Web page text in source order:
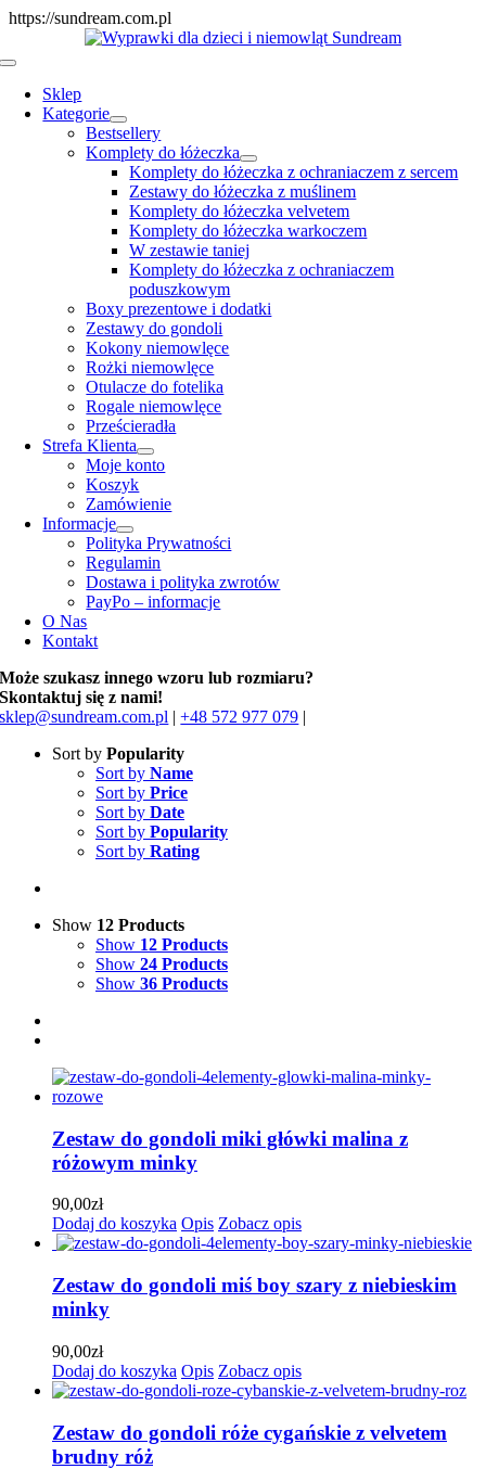
https://sundream.com.pl
to
Toggle
Navigation
Sklep
Kategorie
Bestsellery
Komplety do łóżeczka
Komplety do łóżeczka z ochraniaczem z sercem
Zestawy do łóżeczka z muślinem
Komplety do łóżeczka velvetem
Komplety do łóżeczka warkoczem
W zestawie taniej
Komplety do łóżeczka z ochraniaczem
poduszkowym
Boxy prezentowe i dodatki
Zestawy do gondoli
Kokony niemowlęce
Rożki niemowlęce
Otulacze do fotelika
Rogale niemowlęce
Prześcieradła
Strefa Klienta
Moje konto
Koszyk
Zamówienie
Informacje
Polityka Prywatności
Regulamin
Dostawa i polityka zwrotów
PayPo – informacje
O Nas
Kontakt
Może szukasz innego wzoru lub rozmiaru?
Skontaktuj się z nami!
sklep@sundream.com.pl |+48 572 977 079 |
Sort by Popularity
Sort by Name
Sort by Price
Sort by Date
Sort by Popularity
Sort by Rating
Show 12 Products
Show 12 Products
Show 24 Products
Show 36 Products
Zestaw do gondoli miki główki malina z
różowym minky
90,00zł
Dodaj do koszyka Opis Zobacz opis
Zestaw do gondoli miś boy szary z niebieskim
minky
90,00zł
Dodaj do koszyka Opis Zobacz opis
Zestaw do gondoli róże cygańskie z velvetem
brudny róż